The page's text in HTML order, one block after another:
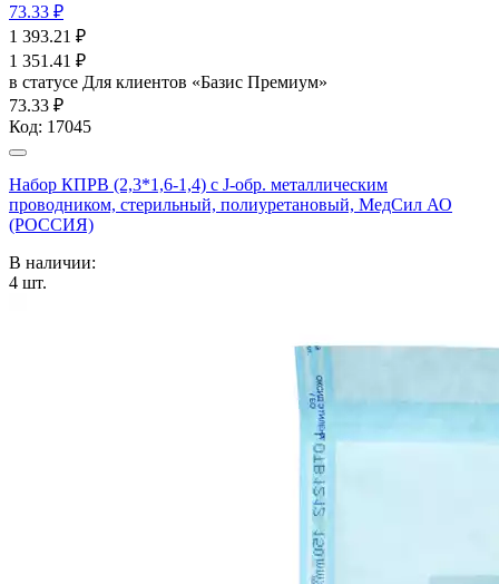
73.33 ₽
1 393.21 ₽
1 351.41 ₽
в статусе Для клиентов «Базис Премиум»
73.33 ₽
Код: 17045
Набор КПРВ (2,3*1,6-1,4) с J-обр. металлическим
проводником, стерильный, полиуретановый, МедСил АО
(РОССИЯ)
В наличии:
4 шт.